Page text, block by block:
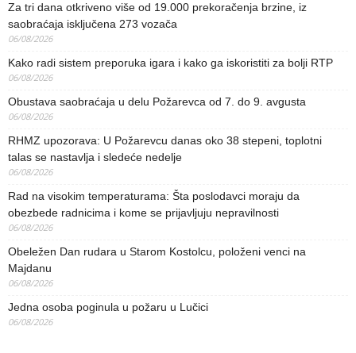
Za tri dana otkriveno više od 19.000 prekoračenja brzine, iz
saobraćaja isključena 273 vozača
06/08/2026
Kako radi sistem preporuka igara i kako ga iskoristiti za bolji RTP
06/08/2026
Obustava saobraćaja u delu Požarevca od 7. do 9. avgusta
06/08/2026
RHMZ upozorava: U Požarevcu danas oko 38 stepeni, toplotni
talas se nastavlja i sledeće nedelje
06/08/2026
Rad na visokim temperaturama: Šta poslodavci moraju da
obezbede radnicima i kome se prijavljuju nepravilnosti
06/08/2026
Obeležen Dan rudara u Starom Kostolcu, položeni venci na
Majdanu
06/08/2026
Jedna osoba poginula u požaru u Lučici
06/08/2026